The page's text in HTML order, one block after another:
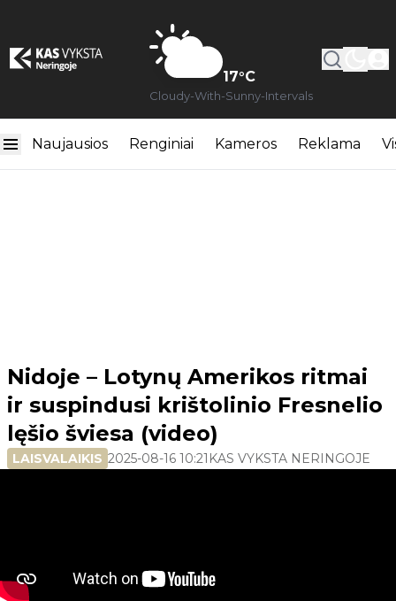
17°C
Cloudy-With-Sunny-Intervals
Naujausios Renginiai Kameros Reklama
Nidoje – Lotynų Amerikos ritmai
ir suspindusi krištolinio Fresnelio
lęšio šviesa (video)
LAISVALAIKIS 2025-08-16 10:21 KAS VYKSTA NERINGOJE